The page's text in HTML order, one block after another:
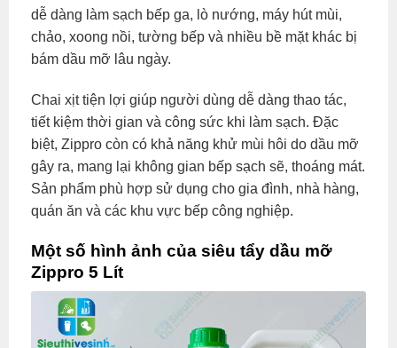
dễ dàng làm sạch bếp ga, lò nướng, máy hút mùi,
chảo, xoong nồi, tường bếp và nhiều bề mặt khác bị
bám dầu mỡ lâu ngày.
Chai xịt tiện lợi giúp người dùng dễ dàng thao tác,
tiết kiệm thời gian và công sức khi làm sạch. Đặc
biệt, Zippro còn có khả năng khử mùi hôi do dầu mỡ
gây ra, mang lại không gian bếp sạch sẽ, thoáng mát.
Sản phẩm phù hợp sử dụng cho gia đình, nhà hàng,
quán ăn và các khu vực bếp công nghiệp.
Một số hình ảnh của siêu tẩy dầu mỡ
Zippro 5 Lít